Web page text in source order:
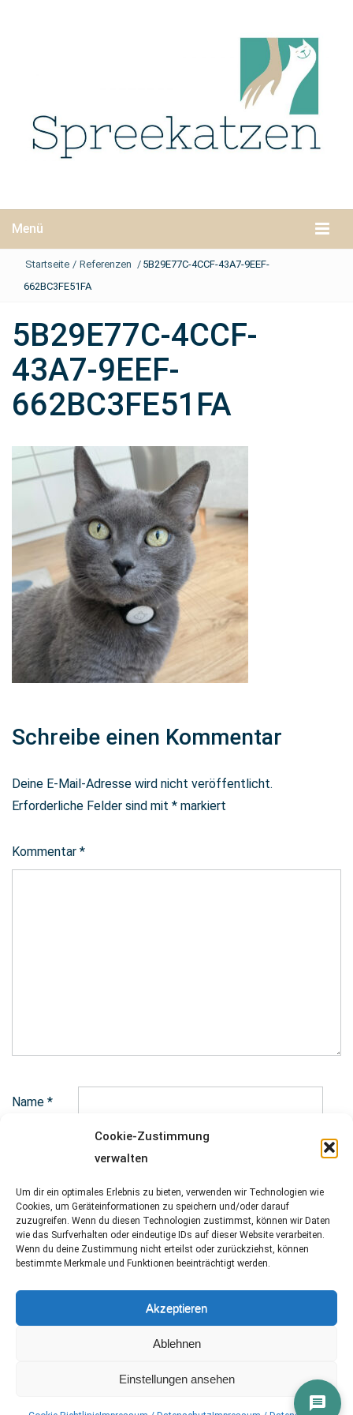
Cookie-Zustimmung
verwalten
Um dir ein optimales Erlebnis zu bieten, verwenden wir Technologien wie
Cookies, um Geräteinformationen zu speichern und/oder darauf
zuzugreifen. Wenn du diesen Technologien zustimmst, können wir Daten
wie das Surfverhalten oder eindeutige IDs auf dieser Website verarbeiten.
Wenn du deine Zustimmung nicht erteilst oder zurückziehst, können
bestimmte Merkmale und Funktionen beeinträchtigt werden.
Akzeptieren
Ablehnen
Einstellungen ansehen
Menü
Startseite / Referenzen / 5B29E77C-4CCF-43A7-9EEF-
662BC3FE51FA
5B29E77C-4CCF-
43A7-9EEF-
662BC3FE51FA
Schreibe einen Kommentar
Deine E-Mail-Adresse wird nicht veröffentlicht.
Erforderliche Felder sind mit * markiert
Kommentar *
Name *
E-Mail-Adresse*
Website
Copyright © 2026Spreekatzen. All rights reserved.
Designed byFameThemes